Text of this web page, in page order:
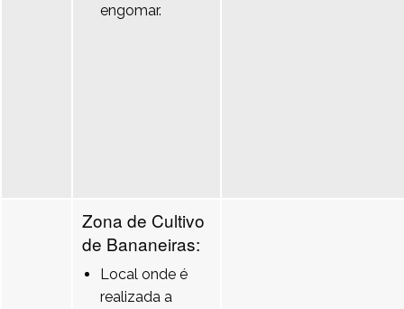
engomar.
Zona de Cultivo
de Bananeiras:
Local onde é
realizada a